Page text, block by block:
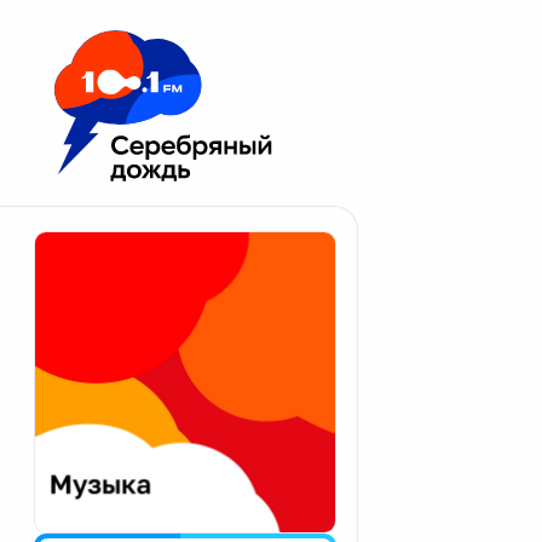
Москва 100.1 FM
Апатиты
Екатеринбург
Калининград
Калуга